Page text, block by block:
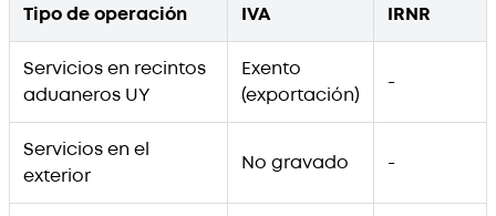
Tipo de operación IVA IRNR
Servicios en recintos
aduaneros UY
Exento
(exportación)
-
Servicios en el
exterior
No gravado -